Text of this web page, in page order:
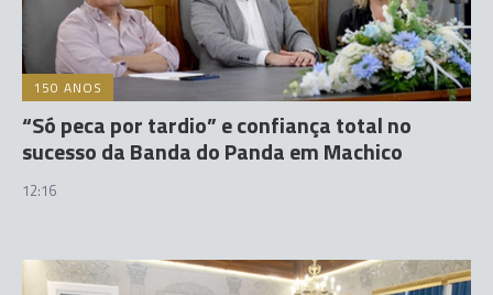
150 ANOS
“Só peca por tardio” e confiança total no
sucesso da Banda do Panda em Machico
12:16